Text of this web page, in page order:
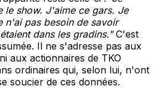
le show. J'aime ce gars. Je
n'ai pas besoin de savoir
dans les gradins."C'est
Il ne s'adresse pas aux
aux actionnaires de TKO
ordinaires qui, selon lui, n'ont
soucier de ces données.